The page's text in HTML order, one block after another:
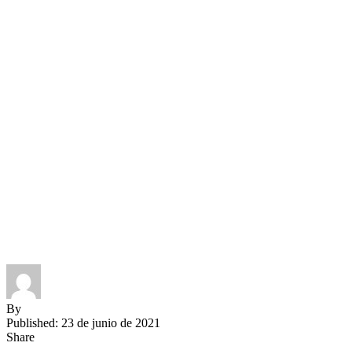
By
Published: 23 de junio de 2021
Share